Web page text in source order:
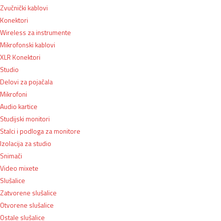
Zvučnički kablovi
Konektori
Wireless za instrumente
Mikrofonski kablovi
XLR Konektori
Studio
Delovi za pojačala
Mikrofoni
Audio kartice
Studijski monitori
Stalci i podloga za monitore
Izolacija za studio
Snimači
Video mixete
Slušalice
Zatvorene slušalice
Otvorene slušalice
Ostale slušalice